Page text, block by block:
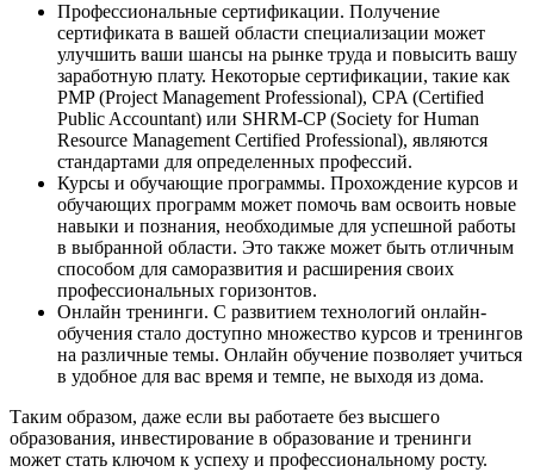
Профессиональные сертификации. Получение
сертификата в вашей области специализации может
улучшить ваши шансы на рынке труда и повысить вашу
заработную плату. Некоторые сертификации, такие как
PMP (Project Management Professional), CPA (Certified
Public Accountant) или SHRM-CP (Society for Human
Resource Management Certified Professional), являются
стандартами для определенных профессий.
Курсы и обучающие программы. Прохождение курсов и
обучающих программ может помочь вам освоить новые
навыки и познания, необходимые для успешной работы
в выбранной области. Это также может быть отличным
способом для саморазвития и расширения своих
профессиональных горизонтов.
Онлайн тренинги. С развитием технологий онлайн-
обучения стало доступно множество курсов и тренингов
на различные темы. Онлайн обучение позволяет учиться
в удобное для вас время и темпе, не выходя из дома.
Таким образом, даже если вы работаете без высшего
образования, инвестирование в образование и тренинги
может стать ключом к успеху и профессиональному росту.